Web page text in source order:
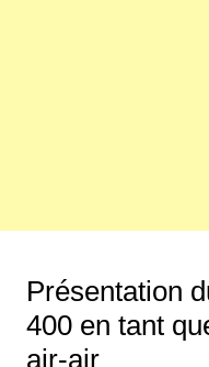
Présentation
400 en tant
air-air